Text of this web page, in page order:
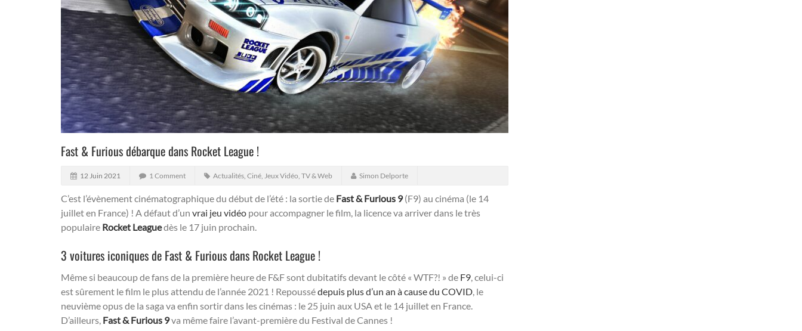
Fast & Furious débarque dans Rocket League !
12 Juin 2021 1 Comment Actualités, Ciné, Jeux Vidéo, TV & Web Simon Delporte
C’est l’évènement cinématographique du début de l’été : la sortie de Fast & Furious 9(F9) au cinéma (le 14
juillet en France) ! A défaut d’un vrai jeu vidéo pour accompagner le film, la licence va arriver dans le très
populaire Rocket Leaguedès le 17 juin prochain.
3 voitures iconiques de Fast & Furious dans Rocket League !
Même si beaucoup de fans de la première heure de F&F sont dubitatifs devant le côté « WTF?! » de F9, celui-ci
est sûrement le film le plus attendu de l’année 2021 ! Repoussédepuis plus d’un an à cause du COVID, le
neuvième opus de la saga va enfin sortir dans les cinémas : le 25 juin aux USA et le 14 juillet en France.
D’ailleurs, Fast & Furious 9va même faire l’avant-première du Festival de Cannes !